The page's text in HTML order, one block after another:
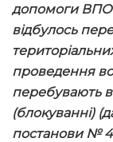
допомоги ВПО
відбулось
проведення
перебувають в
(блокуванні)
постанови №